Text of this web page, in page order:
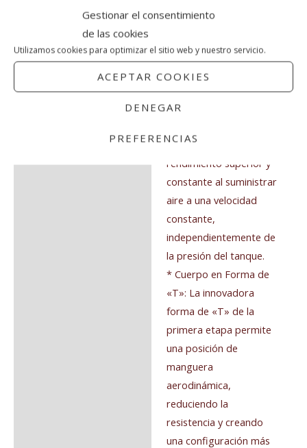
Gestionar el consentimiento
de las cookies
Utilizamos cookies para optimizar el sitio web y nuestro servicio.
ACEPTAR COOKIES
DENEGAR
PREFERENCIAS
buceo.
Características
Principales:
* Primera Etapa de
Proporciona un
rendimiento superior y
constante al suministrar
aire a una velocidad
constante,
independientemente de
la presión del tanque.
* Cuerpo en Forma de
«T»: La innovadora
forma de «T» de la
primera etapa permite
una posición de
manguera
aerodinámica,
reduciendo la
resistencia y creando
una configuración más